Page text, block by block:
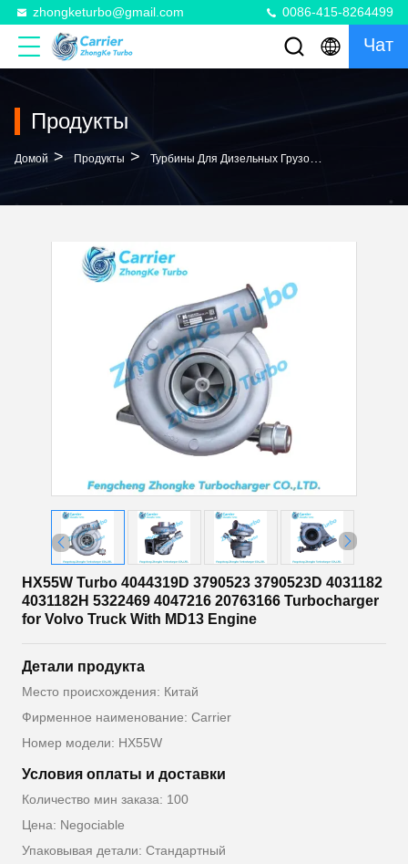
zhongketurbo@gmail.com 0086-415-8264499
Чат
Продукты
Домой > Продукты > Турбины Для Дизельных Грузовиков
HX55W Turbo 4044319D 3790523 3790523D 4031182
4031182H 5322469 4047216 20763166 Turbocharger
for Volvo Truck With MD13 Engine
Детали продукта
Место происхождения: Китай
Фирменное наименование: Carrier
Номер модели: HX55W
Условия оплаты и доставки
Количество мин заказа: 100
Цена: Negociable
Упаковывая детали: Стандартный